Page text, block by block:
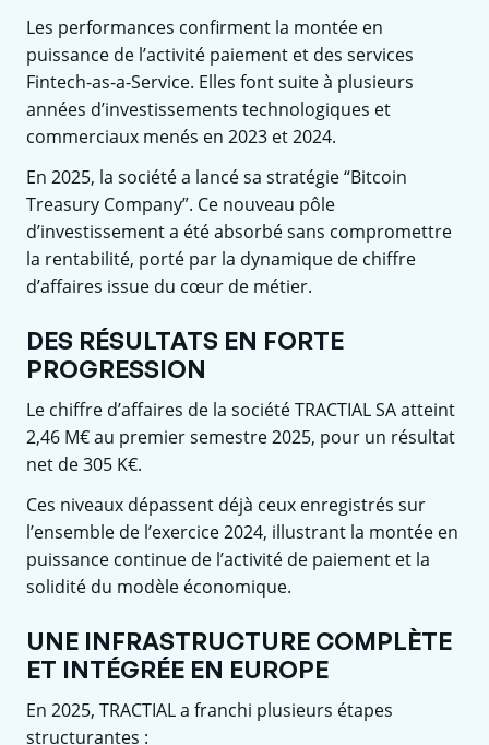
Les performances confirment la montée en
puissance de l’activité paiement et des services
Fintech-as-a-Service. Elles font suite à plusieurs
années d’investissements technologiques et
commerciaux menés en 2023 et 2024.
En 2025, la société a lancé sa stratégie “Bitcoin
Treasury Company”. Ce nouveau pôle
d’investissement a été absorbé sans compromettre
la rentabilité, porté par la dynamique de chiffre
d’affaires issue du cœur de métier.
DES RÉSULTATS EN FORTE
PROGRESSION
Le chiffre d’affaires de la société TRACTIAL SA atteint
2,46 M€ au premier semestre 2025, pour un résultat
net de 305 K€.
Ces niveaux dépassent déjà ceux enregistrés sur
l’ensemble de l’exercice 2024, illustrant la montée en
puissance continue de l’activité de paiement et la
solidité du modèle économique.
UNE INFRASTRUCTURE COMPLÈTE
ET INTÉGRÉE EN EUROPE
En 2025, TRACTIAL a franchi plusieurs étapes
structurantes :